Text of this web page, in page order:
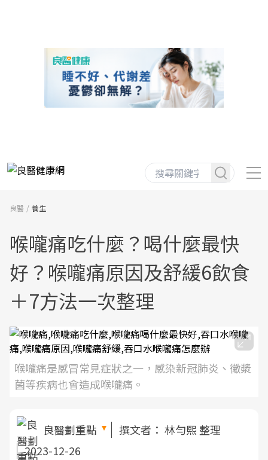
良醫 養生
喉嚨痛吃什麼？喝什麼最快
好？喉嚨痛原因及舒緩6飲食
＋7方法一次整理
喉嚨痛是感冒常見症狀之一，感染新冠肺炎、黴漿
菌等疾病也會造成喉嚨痛。
良醫劃重點 撰文者： 林勻熙 整理
2023-12-26